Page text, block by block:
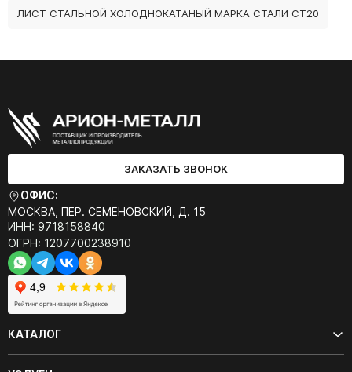
ЛИСТ СТАЛЬНОЙ ХОЛОДНОКАТАНЫЙ МАРКА СТАЛИ СТ20
ЗАКАЗАТЬ ЗВОНОК
ОФИС:
МОСКВА, ПЕР. СЕМЁНОВСКИЙ, Д. 15
ИНН: 9718158840
ОГРН: 1207700238910
КАТАЛОГ